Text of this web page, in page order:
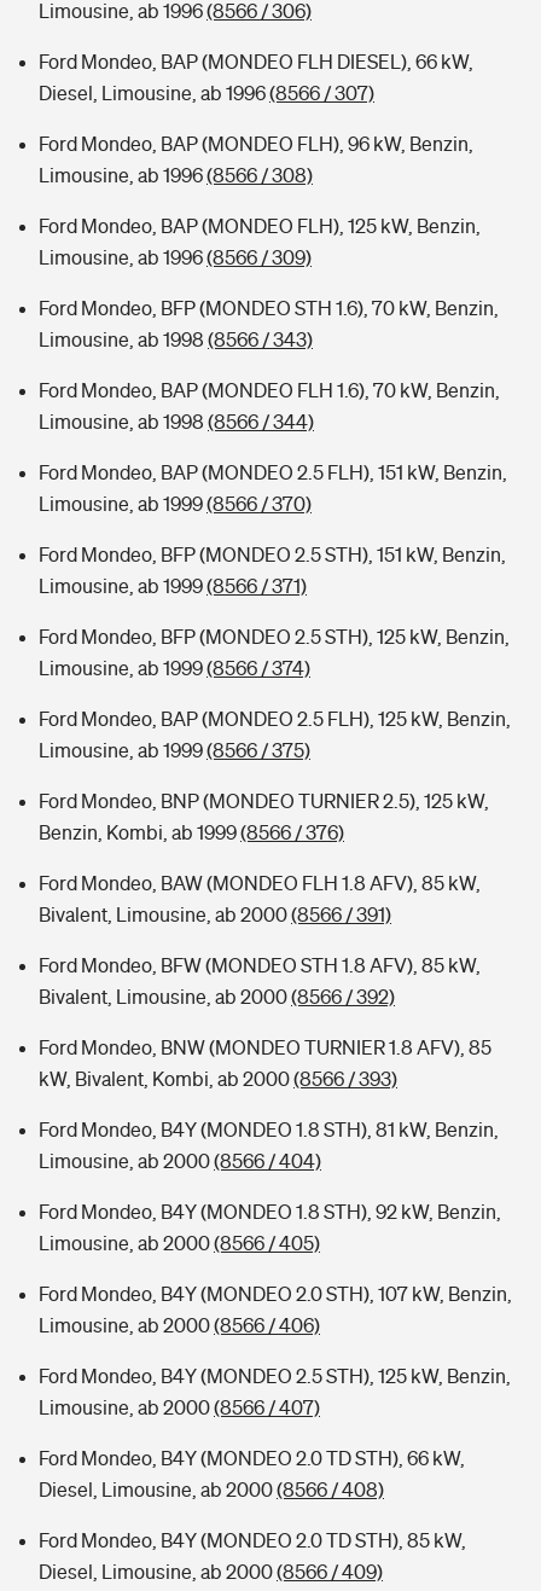
Limousine, ab 1996(8566 / 306)
Ford Mondeo, BAP (MONDEO FLH DIESEL), 66 kW,
Diesel, Limousine, ab 1996(8566 / 307)
Ford Mondeo, BAP (MONDEO FLH), 96 kW, Benzin,
Limousine, ab 1996(8566 / 308)
Ford Mondeo, BAP (MONDEO FLH), 125 kW, Benzin,
Limousine, ab 1996(8566 / 309)
Ford Mondeo, BFP (MONDEO STH 1.6), 70 kW, Benzin,
Limousine, ab 1998 (8566 / 343)
Ford Mondeo, BAP (MONDEO FLH 1.6), 70 kW, Benzin,
Limousine, ab 1998 (8566 / 344)
Ford Mondeo, BAP (MONDEO 2.5 FLH), 151 kW, Benzin,
Limousine, ab 1999(8566 / 370)
Ford Mondeo, BFP (MONDEO 2.5 STH), 151 kW, Benzin,
Limousine, ab 1999(8566 / 371)
Ford Mondeo, BFP (MONDEO 2.5 STH), 125 kW, Benzin,
Limousine, ab 1999(8566 / 374)
Ford Mondeo, BAP (MONDEO 2.5 FLH), 125 kW, Benzin,
Limousine, ab 1999(8566 / 375)
Ford Mondeo, BNP (MONDEO TURNIER 2.5), 125 kW,
Benzin, Kombi, ab 1999(8566 / 376)
Ford Mondeo, BAW (MONDEO FLH 1.8 AFV), 85 kW,
Bivalent, Limousine, ab 2000(8566 / 391)
Ford Mondeo, BFW (MONDEO STH 1.8 AFV), 85 kW,
Bivalent, Limousine, ab 2000(8566 / 392)
Ford Mondeo, BNW (MONDEO TURNIER 1.8 AFV), 85
kW, Bivalent, Kombi, ab 2000(8566 / 393)
Ford Mondeo, B4Y (MONDEO 1.8 STH), 81 kW, Benzin,
Limousine, ab 2000(8566 / 404)
Ford Mondeo, B4Y (MONDEO 1.8 STH), 92 kW, Benzin,
Limousine, ab 2000(8566 / 405)
Ford Mondeo, B4Y (MONDEO 2.0 STH), 107 kW, Benzin,
Limousine, ab 2000(8566 / 406)
Ford Mondeo, B4Y (MONDEO 2.5 STH), 125 kW, Benzin,
Limousine, ab 2000(8566 / 407)
Ford Mondeo, B4Y (MONDEO 2.0 TD STH), 66 kW,
Diesel, Limousine, ab 2000(8566 / 408)
Ford Mondeo, B4Y (MONDEO 2.0 TD STH), 85 kW,
Diesel, Limousine, ab 2000(8566 / 409)